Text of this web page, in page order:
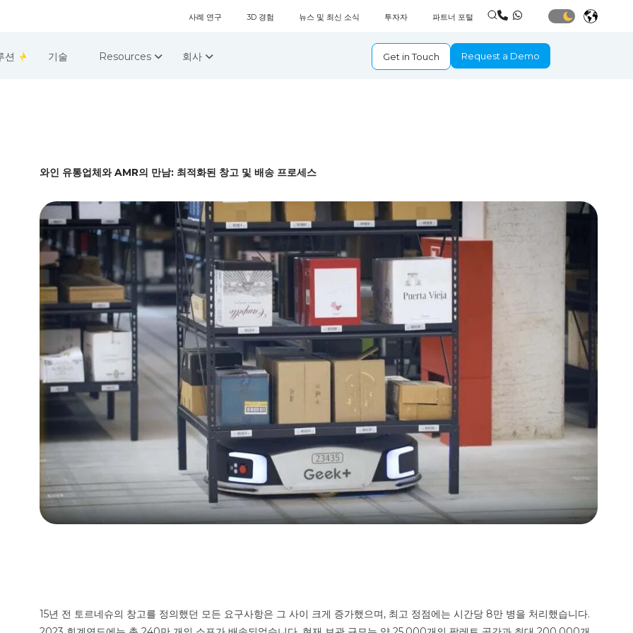
사례 연구 3D 경험 뉴스 및 최신 소식 투자자 파트너 포털
션 기술 Resources 회사 Get in Touch Request a Demo
와인 유통업체와 AMR의 만남: 최적화된 창고 및 배송 프로세스
15년 전 토르네슈의 창고를 정의했던 모든 요구사항은 그 사이 크게 증가했으며, 최고 정점에는 시간당 8만 병을 처리했습니다.